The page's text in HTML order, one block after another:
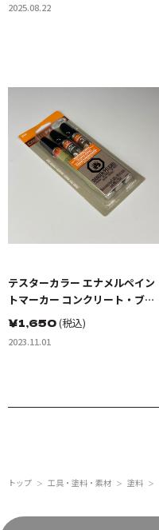
2025.08.22
テスターカラー エナメルペイン
トマーカー コンクリート・ブラ
ック・ルーフブラウン 3色セット
￥1,650(税込)
2023.11.01
トップ ＞ 工具・塗料・素材 ＞ 塗料 ＞